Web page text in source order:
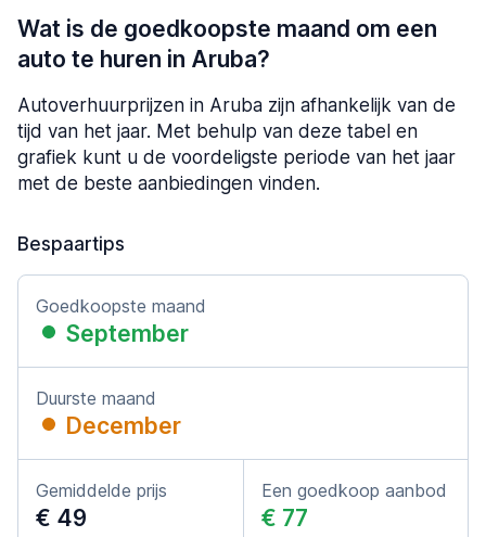
Wat is de goedkoopste maand om een
auto te huren in Aruba?
Autoverhuurprijzen in Aruba zijn afhankelijk van de
tijd van het jaar. Met behulp van deze tabel en
grafiek kunt u de voordeligste periode van het jaar
met de beste aanbiedingen vinden.
Bespaartips
Goedkoopste maand
September
Duurste maand
December
Gemiddelde prijs
€ 49
Een goedkoop aanbod
€ 77